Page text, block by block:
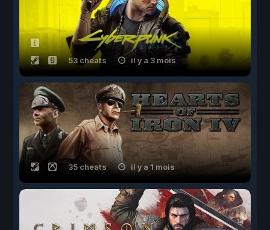
53 cheats il y a 3 mois
35 cheats il y a 1 mois